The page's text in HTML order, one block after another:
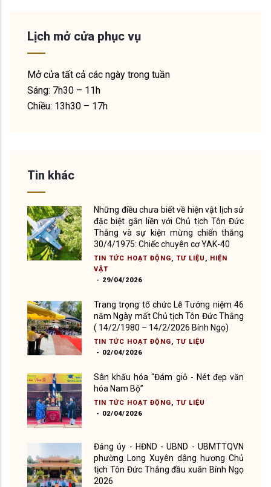
Lịch mở cửa phục vụ
Mở cửa tất cả các ngày trong tuần
Sáng: 7h30 – 11h
Chiều: 13h30 – 17h
Tin khác
Những điều chưa biết về hiện vật lịch sử
đặc biệt gắn liền với Chủ tịch Tôn Đức
Thắng và sự kiện mừng chiến thắng
30/4/1975: Chiếc chuyên cơ YAK-40
TIN TỨC HOẠT ĐỘNG, TƯ LIỆU , HIỆN
VẬT
- 29/04/2026
Trang trọng tổ chức Lễ Tưởng niệm 46
năm Ngày mất Chủ tịch Tôn Đức Thắng
( 14/2/1980 – 14/2/2026 Bính Ngọ)
TIN TỨC HOẠT ĐỘNG, TƯ LIỆU
- 02/04/2026
Sân khấu hóa “Đám giỗ - Nét đẹp văn
hóa Nam Bộ”
TIN TỨC HOẠT ĐỘNG, TƯ LIỆU
- 02/04/2026
Đảng ủy - HĐND - UBND - UBMTTQVN
phường Long Xuyên dâng hương Chủ
tịch Tôn Đức Thắng đầu xuân Bính Ngọ
2026